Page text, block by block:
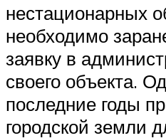
нестационарных
необходимо
заявку в
своего объекта.
последние годы
городской земли